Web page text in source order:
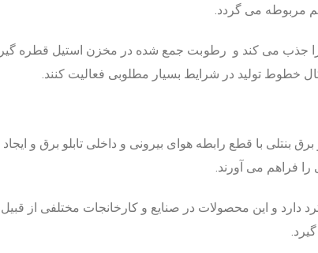
مربوطه می گردد.
جذب می کند و رطوبت جمع شده در مخزن استیل قطره گیر
خطوط تولید در شرایط بسیار مطلوبی فعالیت کنند.
برق بنتلی با قطع رابطه هوای بیرونی و داخلی تابلو برق و ایجاد
فراهم می آورند.
دارد و این محصولات در صنایع و کارخانجات مختلفی از قبیل